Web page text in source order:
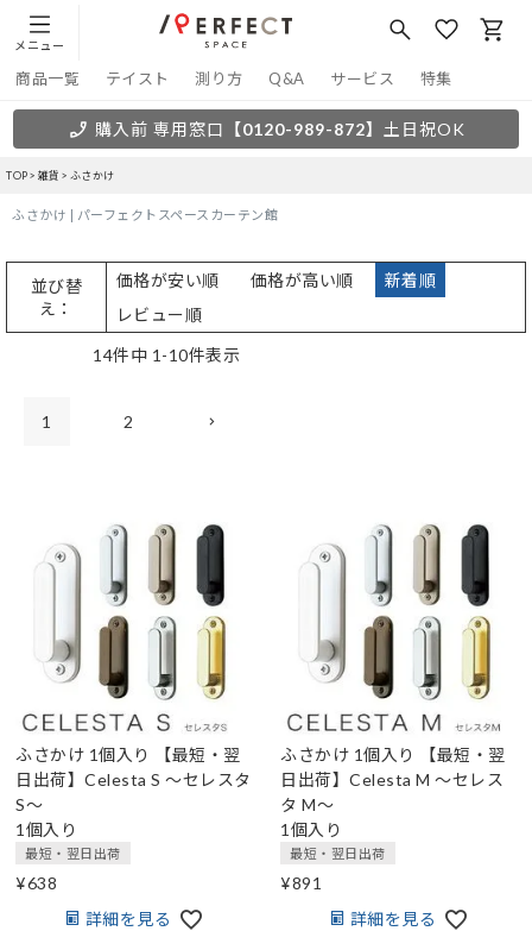
メニュー
商品一覧 テイスト 測り方 Q&A サービス 特集
購入前 専用窓口 【0120-989-872】 土日祝OK
TOP 雑貨 ふさかけ
ふさかけ | パーフェクトスペースカーテン館
並び替
え
価格が安い順 価格が高い順
新着順
レビュー順
14件中 1 -10件表示
1 2
ふさかけ 1個入り
【最短・翌
日出荷】Celesta S ～セレスタ
S～
1個入り
最短・翌日出荷
¥638
詳細を見る
ふさかけ 1個入り
【最短・翌
日出荷】Celesta M ～セレス
タ M～
1個入り
最短・翌日出荷
¥891
詳細を見る